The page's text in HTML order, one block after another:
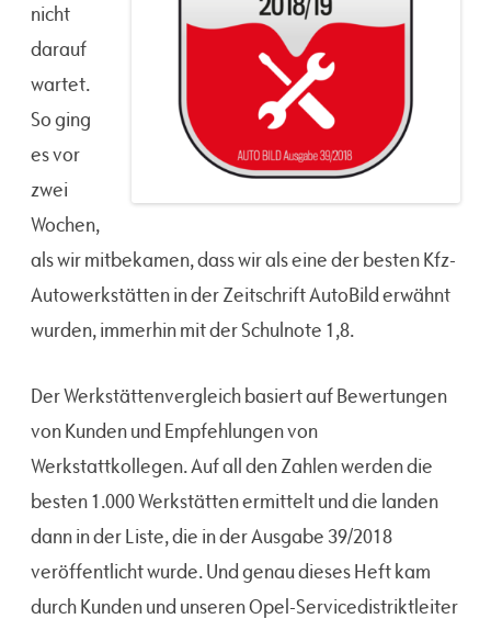
nicht
darauf
wartet.
So ging
es vor
zwei
Wochen,
als wir mitbekamen, dass wir als eine der besten Kfz-
Autowerkstätten in der Zeitschrift AutoBild erwähnt
wurden, immerhin mit der Schulnote 1,8.
Der Werkstättenvergleich basiert auf Bewertungen
von Kunden und Empfehlungen von
Werkstattkollegen. Auf all den Zahlen werden die
besten 1.000 Werkstätten ermittelt und die landen
dann in der Liste, die in der Ausgabe 39/2018
veröffentlicht wurde. Und genau dieses Heft kam
durch Kunden und unseren Opel-Servicedistriktleiter